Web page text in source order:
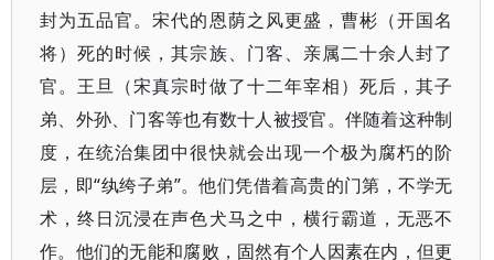
封为五品官。宋代的恩荫之风更盛，曹彬（开国名
将）死的时候，其宗族、门客、亲属二十余人封了
官。王旦（宋真宗时做了十二年宰相）死后，其子
弟、外孙、门客等也有数十人被授官。伴随着这种制
度，在统治集团中很快就会出现一个极为腐朽的阶
层，即“纨绔子弟”。他们凭借着高贵的门第，不学无
术，终日沉浸在声色犬马之中，横行霸道，无恶不
作。他们的无能和腐败，固然有个人因素在内，但更